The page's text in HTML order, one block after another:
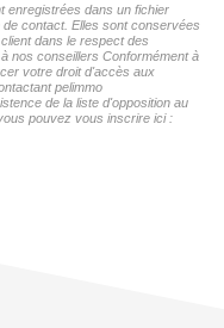
enregistrées dans un fichier
contact. Elles sont conservées
dans le respect des
nos conseillers Conformément à
votre droit d'accès aux
pelimmo
de la liste d'opposition au
pouvez vous inscrire ici :